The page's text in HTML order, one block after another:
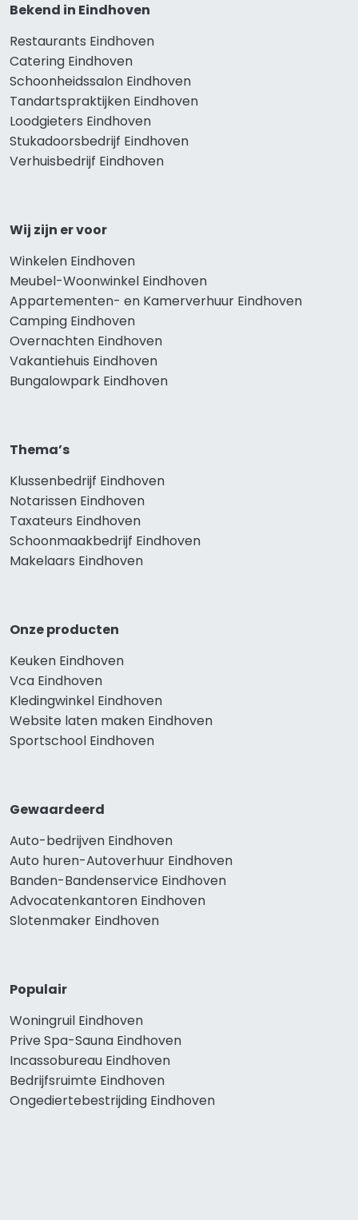
Bekend in Eindhoven
Restaurants Eindhoven
Catering Eindhoven
Schoonheidssalon Eindhoven
Tandartspraktijken Eindhoven
Loodgieters Eindhoven
Stukadoorsbedrijf Eindhoven
Verhuisbedrijf Eindhoven
Wij zijn er voor
Winkelen Eindhoven
Meubel-Woonwinkel Eindhoven
Appartementen- en Kamerverhuur Eindhoven
Camping Eindhoven
Overnachten Eindhoven
Vakantiehuis Eindhoven
Bungalowpark Eindhoven
Thema’s
Klussenbedrijf Eindhoven
Notarissen Eindhoven
Taxateurs Eindhoven
Schoonmaakbedrijf Eindhoven
Makelaars Eindhoven
Onze producten
Keuken Eindhoven
Vca Eindhoven
Kledingwinkel Eindhoven
Website laten maken Eindhoven
Sportschool Eindhoven
Gewaardeerd
Auto-bedrijven Eindhoven
Auto huren-Autoverhuur Eindhoven
Banden-Bandenservice Eindhoven
Advocatenkantoren Eindhoven
Slotenmaker Eindhoven
Populair
Woningruil Eindhoven
Prive Spa-Sauna Eindhoven
Incassobureau Eindhoven
Bedrijfsruimte Eindhoven
Ongediertebestrijding Eindhoven